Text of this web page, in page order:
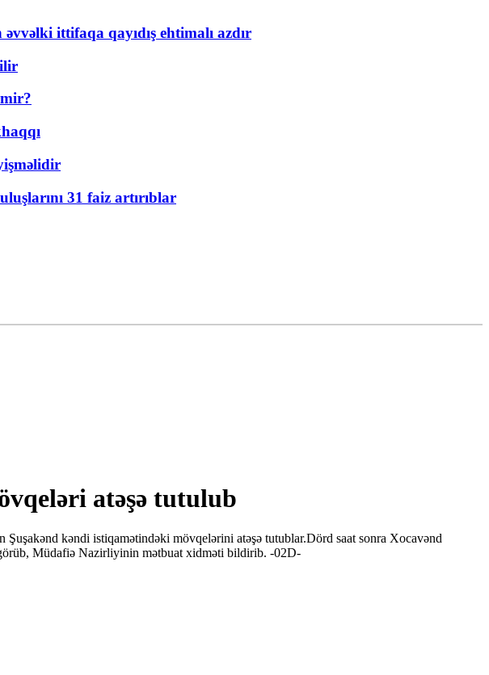
ittifaqa qayıdış ehtimalı azdır
31 faiz artırıblar
atəşə tutulub
kəndi istiqamətindəki mövqelərini atəşə tutublar.Dörd saat sonra Xocavənd
Müdafiə Nazirliyinin mətbuat xidməti bildirib. -02D-